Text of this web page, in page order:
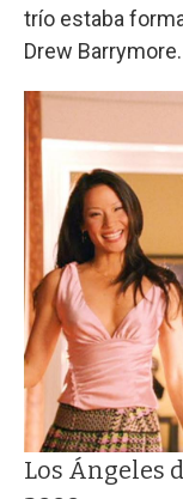
trío estaba
Drew Barrymore.
Los Ángeles